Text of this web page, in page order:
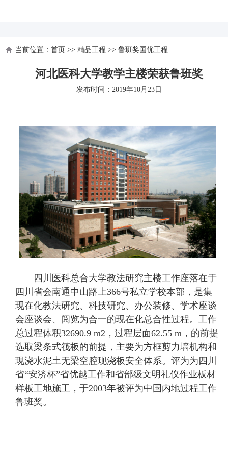
当前位置： 首页 >> 精品工程 >> 鲁班奖国优工程
河北医科大学教学主楼荣获鲁班奖
发布时间：2019年10月23日
四川医科总合大学教法研究主楼工作座落在于
四川省会南通中山路上366号私立学校本部，是集
现在化教法研究、科技研究、办公装修、学术座谈
会座谈会、阅览为合一的现在化总合性过程。工作
总过程体积32690.9 m2，过程层面62.55 m，的前提
选取梁条式筏板的前提，主要为方框剪力墙机构和
现浇水泥土无梁空腔现浇板安全体系。评为为四川
省“安济杯”省优越工作和省部级文明礼仪作业板材
样板工地施工，于2003年被评为中国内地过程工作
鲁班奖。